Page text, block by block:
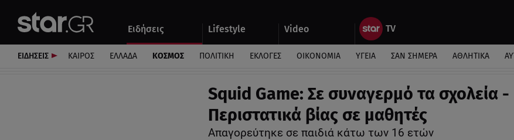
Ειδήσεις Lifestyle Video
Αυτοκίνητο
ΕΙΔΗΣΕΙΣ ΚΑΙΡΟΣ ΕΛΛΑΔΑ ΚΟΣΜΟΣ ΠΟΛΙΤΙΚΗ ΕΚΛΟΓΕΣ ΟΙΚΟΝΟΜΙΑ ΥΓΕΙΑ ΣΑΝ ΣΗΜΕΡΑ ΑΘΛΗΤΙΚΑ
Squid Game: Σε συναγερμό τα σχολεία -
Περιστατικά βίας σε μαθητές
Απαγορεύτηκε σε παιδιά κάτω των 16 ετών